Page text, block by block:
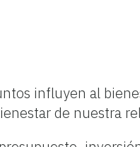
influyen al
de nuestra